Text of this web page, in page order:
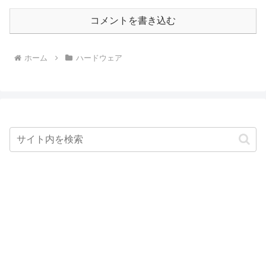
コメントを書き込む
ホーム ハードウェア